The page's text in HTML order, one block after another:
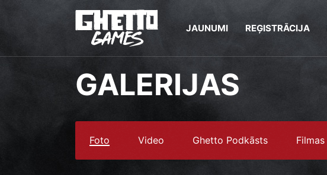
JAUNUMI REĢISTRĀCIJA
GALERIJAS
Foto Video Ghetto Podkāsts Filmas